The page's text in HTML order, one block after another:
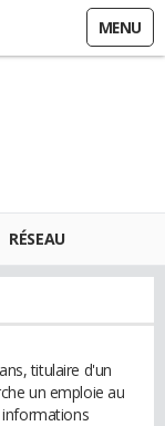
MENU
RÉSEAU
titulaire d'un
un emploie au
informations